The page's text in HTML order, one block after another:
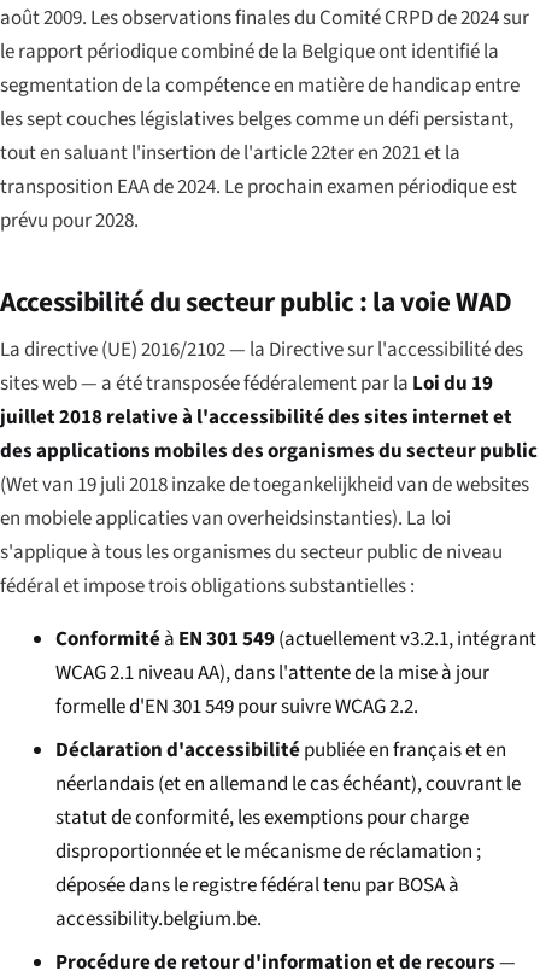
août 2009. Les observations finales du Comité CRPD de 2024 sur
le rapport périodique combiné de la Belgique ont identifié la
segmentation de la compétence en matière de handicap entre
les sept couches législatives belges comme un défi persistant,
tout en saluant l'insertion de l'article 22ter en 2021 et la
transposition EAA de 2024. Le prochain examen périodique est
prévu pour 2028.
Accessibilité du secteur public : la voie WAD
La directive (UE) 2016/2102 — la Directive sur l'accessibilité des
sites web — a été transposée fédéralement par la Loi du 19
juillet 2018 relative à l'accessibilité des sites internet et
des applications mobiles des organismes du secteur public
(Wet van 19 juli 2018 inzake de toegankelijkheid van de websites
en mobiele applicaties van overheidsinstanties). La loi
s'applique à tous les organismes du secteur public de niveau
fédéral et impose trois obligations substantielles :
Conformitéà EN 301 549(actuellement v3.2.1, intégrant
WCAG 2.1 niveau AA), dans l'attente de la mise à jour
formelle d'EN 301 549 pour suivre WCAG 2.2.
Déclaration d'accessibilitépubliée en français et en
néerlandais (et en allemand le cas échéant), couvrant le
statut de conformité, les exemptions pour charge
disproportionnée et le mécanisme de réclamation ;
déposée dans le registre fédéral tenu par BOSA à
accessibility.belgium.be.
Procédure de retour d'information et de recours—